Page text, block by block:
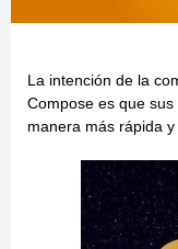
La intención de la
Compose es que
manera más rápida y